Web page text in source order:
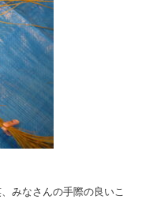
みなさんの手際の良いこ